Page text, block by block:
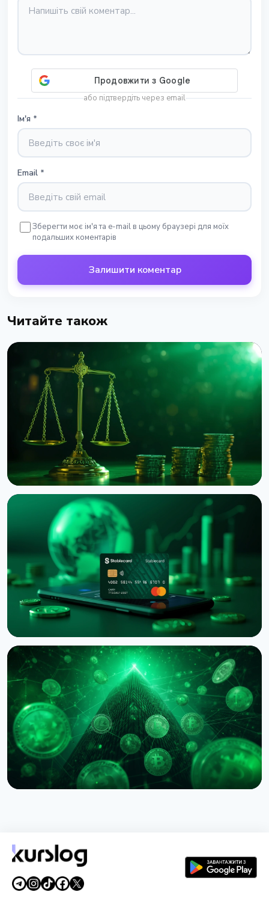
або підтвердіть через email
Ім'я *
Email *
Зберегти моє ім'я та e-mail в цьому браузері для моїх
подальших коментарів
Залишити коментар
Читайте також
Binance подала до суду на RedotPay через
переманювання 470 000 користувачів
6 серпня 2026 р.4 хв читання
НОВИНА
Western Union запустив Stablecard для переказів
у доларовому стейблкоїні
6 серпня 2026 р.5 хв читання
5 серпня 2026 р.5 хв читання